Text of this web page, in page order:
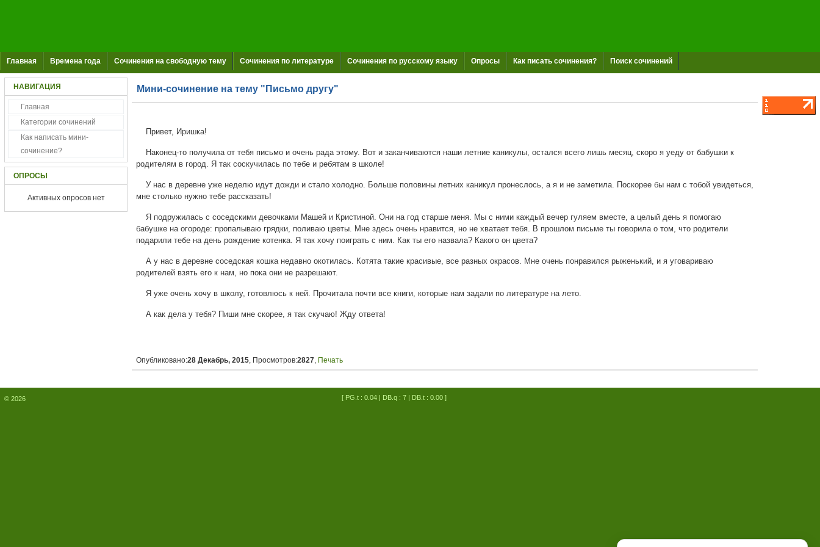
Главная Времена года Сочинения на свободную тему Сочинения по литературе Сочинения по русскому языку Опросы Как писать сочинения? Поиск сочинений
НАВИГАЦИЯ
Главная
Категории сочинений
Как написать мини-
сочинение?
ОПРОСЫ
Активных опросов нет
Мини-сочинение на тему "Письмо другу"
Привет, Иришка!
Наконец-то получила от тебя письмо и очень рада этому. Вот и заканчиваются наши летние каникулы, остался всего лишь месяц, скоро я уеду от бабушки к
родителям в город. Я так соскучилась по тебе и ребятам в школе!
У нас в деревне уже неделю идут дожди и стало холодно. Больше половины летних каникул пронеслось, а я и не заметила. Поскорее бы нам с тобой увидеться,
мне столько нужно тебе рассказать!
Я подружилась с соседскими девочками Машей и Кристиной. Они на год старше меня. Мы с ними каждый вечер гуляем вместе, а целый день я помогаю
бабушке на огороде: пропалываю грядки, поливаю цветы. Мне здесь очень нравится, но не хватает тебя. В прошлом письме ты говорила о том, что родители
подарили тебе на день рождение котенка. Я так хочу поиграть с ним. Как ты его назвала? Какого он цвета?
А у нас в деревне соседская кошка недавно окотилась. Котята такие красивые, все разных окрасов. Мне очень понравился рыженький, и я уговариваю
родителей взять его к нам, но пока они не разрешают.
Я уже очень хочу в школу, готовлюсь к ней. Прочитала почти все книги, которые нам задали по литературе на лето.
А как дела у тебя? Пиши мне скорее, я так скучаю! Жду ответа!
Опубликовано:28 Декабрь, 2015, Просмотров:2827, Печать
© 2026 [ PG.t : 0.04 | DB.q : 7 | DB.t : 0.00 ]